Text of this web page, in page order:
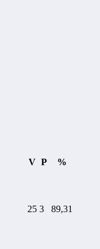
V P %
25 3 89,31